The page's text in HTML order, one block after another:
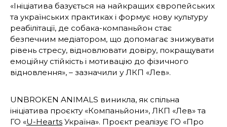
«Ініціатива базується на найкращих європейських
та українських практиках і формує нову культуру
реабілітації, де собака-компаньйон стає
безпечним медіатором, що допомагає знижувати
рівень стресу, відновлювати довіру, покращувати
емоційну стійкість і мотивацію до фізичного
відновлення», – зазначили у ЛКП «Лев».
UNBROKEN ANIMALS виникла, як спільна
ініціатива проєкту «Компаньйони», ЛКП «Лев» та
ГО «U-Hearts Україна». Проєкт реалізує ГО «Про